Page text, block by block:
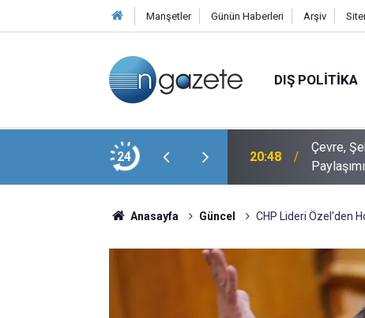
Manşetler Günün Haberleri Arşiv
DIŞ POLITIKA
24
Ağabeyi Hür Ağbaba, Egeşehir
20:48
Çevre,
Paylaşımı
Anasayfa Güncel CHP Lideri Özel'den